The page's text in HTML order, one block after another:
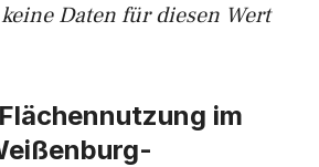
Daten für diesen Wert
im